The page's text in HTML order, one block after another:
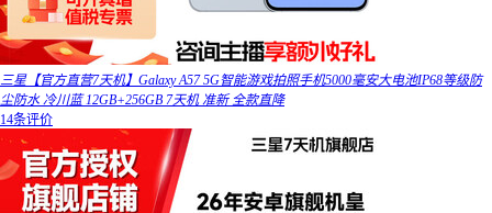
三星【官方直营7天机】Galaxy A57 5G智能游戏拍照手机5000毫安大电池IP68等级防
尘防水 冷川蓝 12GB+256GB 7天机 准新 全款直降
14条评价